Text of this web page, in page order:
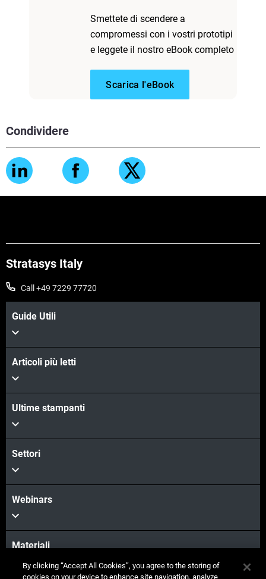
Smettete di scendere a
compromessi con i vostri prototipi
e leggete il nostro eBook completo
Scarica l'eBook
Condividere
Stratasys Italy
Call +49 7229 77720
Guide Utili
Articoli più letti
Ultime stampanti
Settori
Webinars
Materiali
By clicking “Accept All Cookies”, you agree to the storing of
cookies on your device to enhance site navigation, analyze